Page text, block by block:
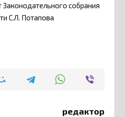
собрания
С.Л. Потапова
редактор